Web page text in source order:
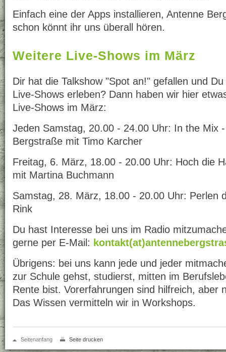
Einfach eine der Apps installieren, Antenne
schon könnt ihr uns überall hören.
Weitere Live-Shows im März
Dir hat die Talkshow "Spot an!" gefallen und
Live-Shows erleben? Dann haben wir hier
Live-Shows im März:
Jeden Samstag, 20.00 - 24.00 Uhr: In the Mix
Bergstraße mit Timo Karcher
Freitag, 6. März, 18.00 - 20.00 Uhr: Hoch die
mit Martina Buchmann
Samstag, 28. März, 18.00 - 20.00 Uhr: Perlen
Rink
Du hast Interesse bei uns im Radio
gerne per E-Mail:
Übrigens: bei uns kann jede und jeder
zur Schule gehst, studierst, mitten im
Rente bist. Vorerfahrungen sind hilfreich, aber
Das Wissen vermitteln wir in Workshops.
Seitenanfang Seite drucken